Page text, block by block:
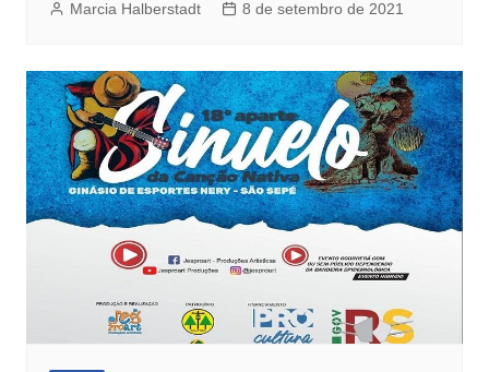
Marcia Halberstadt 8 de setembro de 2021